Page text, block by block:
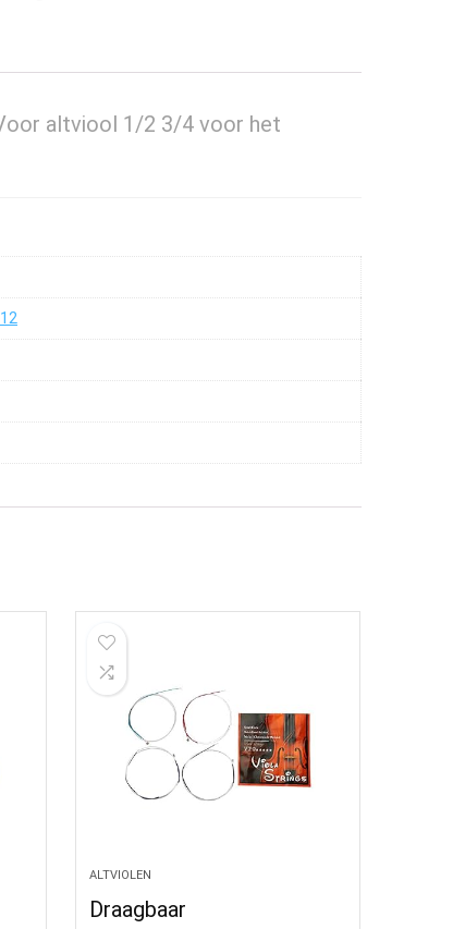
altviool 1/2 3/4 voor het
ALTVIOLEN
Draagbaar